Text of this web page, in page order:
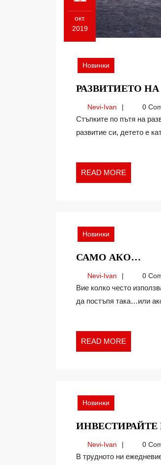
окт.
2019
11.10.2019
Новинки
РАЗВИТИЕТО НА
Nevi-IvanNevi-
Ivan
0
Стъпките по пътя на развитието са стъпки към свободата, но, в най-ранните етапи на
развитие си, детето е
READ MORE
MORE
Новинки
САМО АКО…
Nevi-IvanNevi-
Ivan
0
Вие колко често използвате условни изречения? Само ако можех да се върна назад, нямаше
да постъпя така…или
READ MORE
MORE
Новинки
Nevi-IvanNevi-
Ivan
0
В трудното ни ежедневие, особено за семейства с деца, се чудим как да направим така, че да